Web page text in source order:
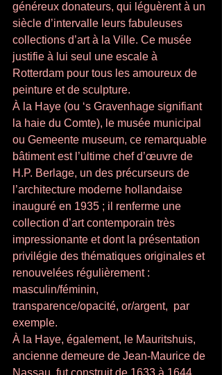
généreux donateurs, qui léguèrent à un
siècle d’intervalle leurs fabuleuses
collections d’art à la Ville. Ce musée
justifie à lui seul une escale à
Rotterdam pour tous les amoureux de
peinture et de sculpture.
À la Haye (ou ‘s Gravenhage signifiant
la haie du Comte), le musée municipal
ou Gemeente museum, ce remarquable
bâtiment est l’ultime chef d’œuvre de
H.P. Berlage, un des précurseurs de
l’architecture moderne hollandaise
inauguré en 1935 ; il renferme une
collection d’art contemporain très
impressionante et dont la présentation
privilégie des thématiques originales et
renouvelées régulièrement :
masculin/féminin,
transparence/opacité, or/argent,  par
exemple.
À la Haye, également, le Mauritshuis,
ancienne demeure de Jean-Maurice de
Nassau, fut construit de 1633 à 1644,